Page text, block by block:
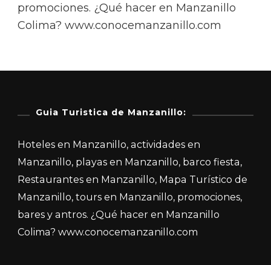
promociones. ¿Qué hacer en Manzanillo
Colima? www.conocemanzanillo.com
Guia Turistica de Manzanillo:
Hoteles en Manzanillo, actividades en
Manzanillo, playas en Manzanillo, barco fiesta,
Restaurantes en Manzanillo, Mapa Turístico de
Manzanillo, tours en Manzanillo, promociones,
bares y antros. ¿Qué hacer en Manzanillo
Colima? www.conocemanzanillo.com